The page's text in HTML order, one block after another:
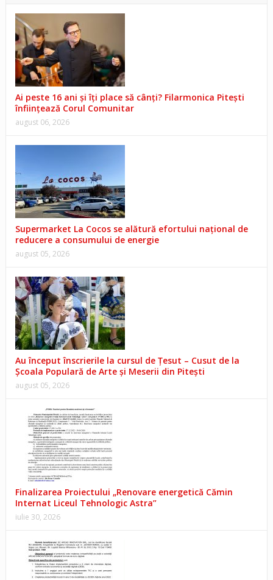
Ai peste 16 ani și îți place să cânți? Filarmonica Pitești
înființează Corul Comunitar
august 06, 2026
Supermarket La Cocos se alătură efortului național de
reducere a consumului de energie
august 05, 2026
Au început înscrierile la cursul de Țesut – Cusut de la
Școala Populară de Arte și Meserii din Pitești
august 05, 2026
Finalizarea Proiectului „Renovare energetică Cămin
Internat Liceul Tehnologic Astra”
iulie 30, 2026